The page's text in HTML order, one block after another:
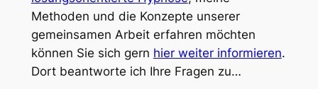
Methoden und die Konzepte unserer
gemeinsamen Arbeit erfahren möchten
können Sie sich gern hier weiter informieren.
Dort beantworte ich Ihre Fragen zu…